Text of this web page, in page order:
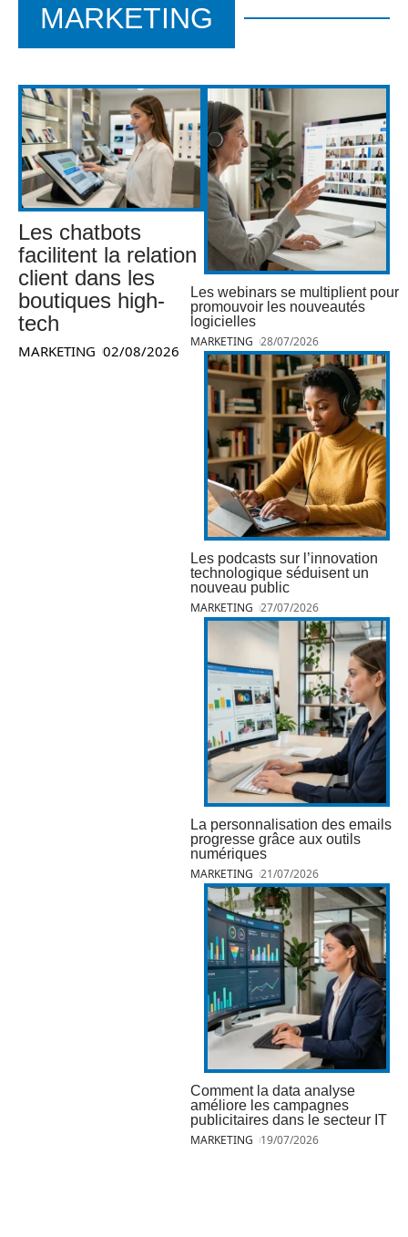
MARKETING
Les chatbots
facilitent la relation
client dans les
boutiques high-
tech
MARKETING 02/08/2026
Les webinars se multiplient pour
promouvoir les nouveautés
logicielles
MARKETING 28/07/2026
Les podcasts sur l’innovation
technologique séduisent un
nouveau public
MARKETING 27/07/2026
La personnalisation des emails
progresse grâce aux outils
numériques
MARKETING 21/07/2026
Comment la data analyse
améliore les campagnes
publicitaires dans le secteur IT
MARKETING 19/07/2026